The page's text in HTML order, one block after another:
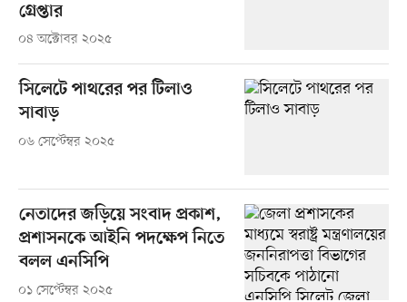
গ্রেপ্তার
০৪ অক্টোবর ২০২৫
সিলেটে পাথরের পর টিলাও
সাবাড়
০৬ সেপ্টেম্বর ২০২৫
নেতাদের জড়িয়ে সংবাদ প্রকাশ,
প্রশাসনকে আইনি পদক্ষেপ নিতে
বলল এনসিপি
০১ সেপ্টেম্বর ২০২৫